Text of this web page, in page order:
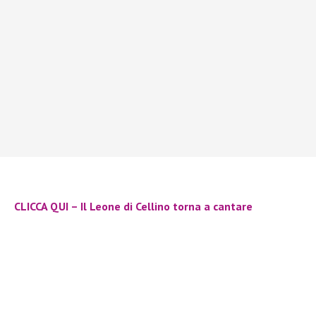
CLICCA QUI – Il Leone di Cellino torna a cantare